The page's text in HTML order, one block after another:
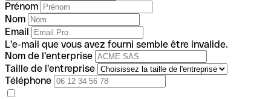
Prénom
Nom
Email
L'e-mail que vous avez fourni semble être invalide.
Nom de l'enterprise
Taille de l'entreprise
Téléphone